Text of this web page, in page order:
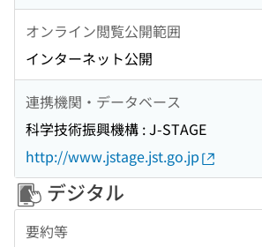
オンライン閲覧公開範囲
インターネット公開
連携機関・データベース
科学技術振興機構 : J-STAGE
http://www.jstage.jst.go.jp
デジタル
要約等